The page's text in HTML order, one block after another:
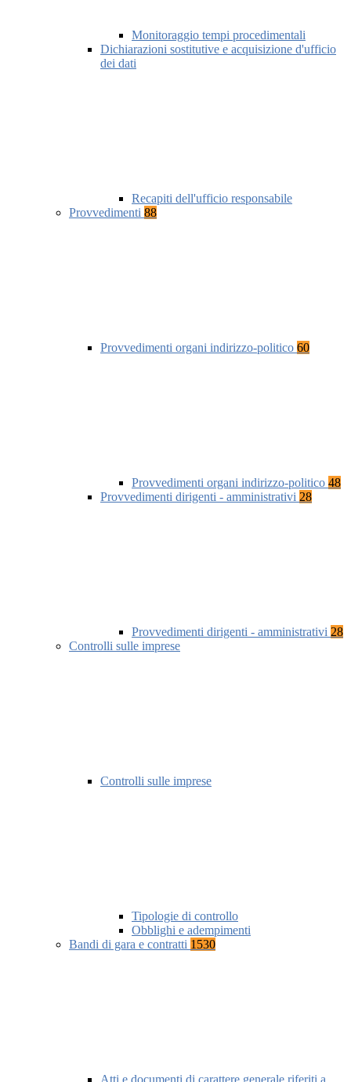
Monitoraggio tempi procedimentali
Dichiarazioni sostitutive e acquisizione d'ufficio
dei dati
Recapiti dell'ufficio responsabile
Provvedimenti 88
Provvedimenti organi indirizzo-politico 60
Provvedimenti organi indirizzo-politico 48
Provvedimenti dirigenti - amministrativi 28
Provvedimenti dirigenti - amministrativi 28
Controlli sulle imprese
Controlli sulle imprese
Tipologie di controllo
Obblighi e adempimenti
Bandi di gara e contratti 1530